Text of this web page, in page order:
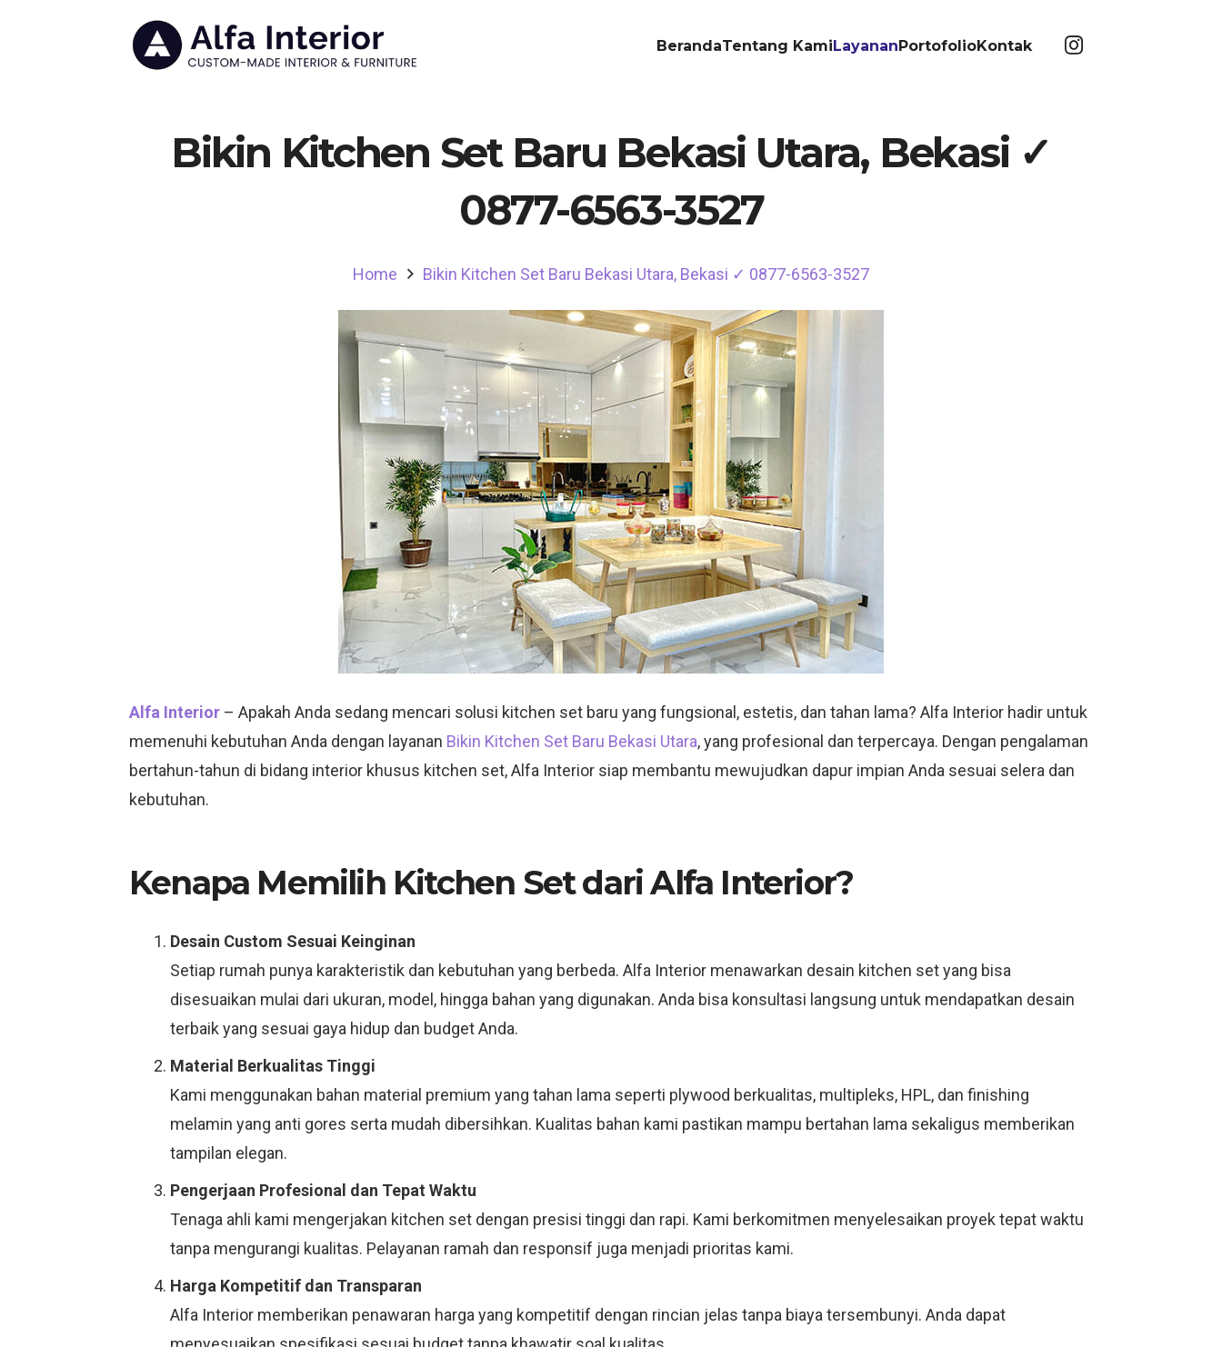
BerandaTentang KamiLayananPortofolioKontak
Bikin Kitchen Set Baru Bekasi Utara, Bekasi ✓
0877-6563-3527
Home Bikin Kitchen Set Baru Bekasi Utara, Bekasi ✓ 0877-6563-3527
Alfa Interior – Apakah Anda sedang mencari solusi kitchen set baru yang fungsional, estetis, dan tahan lama? Alfa Interior hadir untuk
memenuhi kebutuhan Anda dengan layanan Bikin Kitchen Set Baru Bekasi Utara, yang profesional dan terpercaya. Dengan pengalaman
bertahun-tahun di bidang interior khusus kitchen set, Alfa Interior siap membantu mewujudkan dapur impian Anda sesuai selera dan
kebutuhan.
Kenapa Memilih Kitchen Set dari Alfa Interior?
Desain Custom Sesuai Keinginan
Setiap rumah punya karakteristik dan kebutuhan yang berbeda. Alfa Interior menawarkan desain kitchen set yang bisa
disesuaikan mulai dari ukuran, model, hingga bahan yang digunakan. Anda bisa konsultasi langsung untuk mendapatkan desain
terbaik yang sesuai gaya hidup dan budget Anda.
Material Berkualitas Tinggi
Kami menggunakan bahan material premium yang tahan lama seperti plywood berkualitas, multipleks, HPL, dan finishing
melamin yang anti gores serta mudah dibersihkan. Kualitas bahan kami pastikan mampu bertahan lama sekaligus memberikan
tampilan elegan.
Pengerjaan Profesional dan Tepat Waktu
Tenaga ahli kami mengerjakan kitchen set dengan presisi tinggi dan rapi. Kami berkomitmen menyelesaikan proyek tepat waktu
tanpa mengurangi kualitas. Pelayanan ramah dan responsif juga menjadi prioritas kami.
Harga Kompetitif dan Transparan
Alfa Interior memberikan penawaran harga yang kompetitif dengan rincian jelas tanpa biaya tersembunyi. Anda dapat